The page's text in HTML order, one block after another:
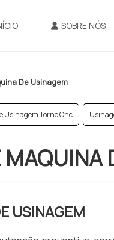
SOBRE NÓS
De Usinagem
Usinagem Torno Cnc
USINAGEM